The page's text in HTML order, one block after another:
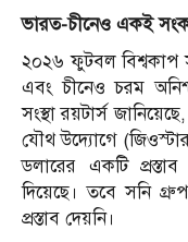
ভারত-চীনেও একই
২০২৬ ফুটবল বিশ্বকাপ
এবং চীনেও চরম
সংস্থা রয়টার্স
যৌথ উদ্যোগে
ডলারের একটি
দিয়েছে। তবে সনি
প্রস্তাব দেয়নি।